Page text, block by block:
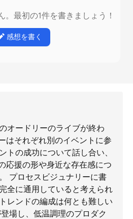
。最初の1件を書きましょう！
感想を書く
オードリーのライブが終わ
はそれぞれ別のイベントに参
トの成功について話し合い、
応援の形や身近な存在感につ
プロセスビジュナリーに書
全に通用していると考えられ
レンドの編成は何とも難しい
場し、低温調理のプロダク